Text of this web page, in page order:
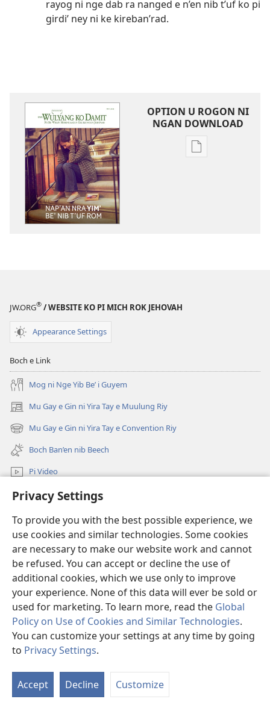
Privacy Settings
To provide you with the best possible experience, we
use cookies and similar technologies. Some cookies
are necessary to make our website work and cannot
be refused. You can accept or decline the use of
additional cookies, which we use only to improve
your experience. None of this data will ever be sold or
used for marketing. To learn more, read the Global
Policy on Use of Cookies and Similar Technologies.
You can customize your settings at any time by going
to Privacy Settings.
Accept Decline Customize
rayog ni nge dab ra nanged e n’en nib t’uf ko pi
girdi’ ney ni ke kireban’rad.
OPTION U ROGON NI
NGAN DOWNLOAD
Rogon
—
T’uf
Rom
JW.ORG® / WEBSITE KO PI MICH ROK JEHOVAH
Appearance Settings
Boch e Link
Mog ni Nge Yib Be’ i Guyem
Mu Gay e Gin ni Yira Tay e Muulung Riy
(opens
new
window)
Mu Gay e Gin ni Yira Tay e Convention Riy
(opens
new
window)
Boch Ban’en nib Beech
Pi Video
Mu Gay
Salpiy ni Ayuw
(opens
new
window)LIBRARY U ONLINE ni Fan ko Wulyang ko Damit™
(opens
new
window)JW Hub ®
(opens
new
window)
Copyright© 2026 Watch Tower Bible and Tract Society of Pennsylvania.
ROGON NI NGAN FANAY